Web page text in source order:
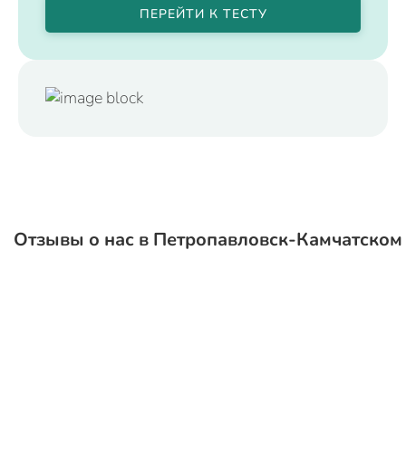
ПЕРЕЙТИ К ТЕСТУ
Отзывы о нас в Петропавловск-Камчатском